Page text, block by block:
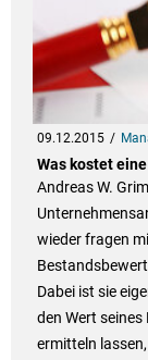
09.12.2015
Was kostet
Andreas W.
wieder fragen
Dabei ist sie
den Wert
ermitteln